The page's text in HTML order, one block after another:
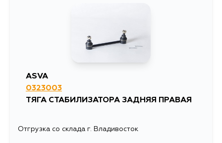
ASVA
0323003
ТЯГА СТАБИЛИЗАТОРА ЗАДНЯЯ ПРАВАЯ
Отгрузка со склада г. Владивосток